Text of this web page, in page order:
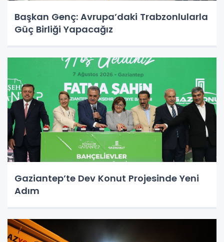
Başkan Genç: Avrupa’daki Trabzonlularla
Güç Birliği Yapacağız
Gaziantep’te Dev Konut Projesinde Yeni
Adım